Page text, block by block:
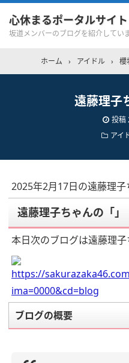
心休まるポータルサイト
坂道メンバーのブログを紹介してい
ホーム › アイドル › 櫻
遠藤理子
投稿
アイ
2025年2月17日の遠藤理
遠藤理子ちゃんの「」
本日次のブログは遠藤理子
https://
ima=0000&cd=blog
ブログの概要